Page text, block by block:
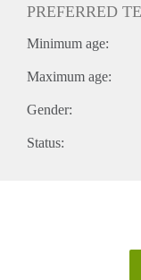
PREFERRED
Minimum age:
Maximum age:
Gender:
Status: